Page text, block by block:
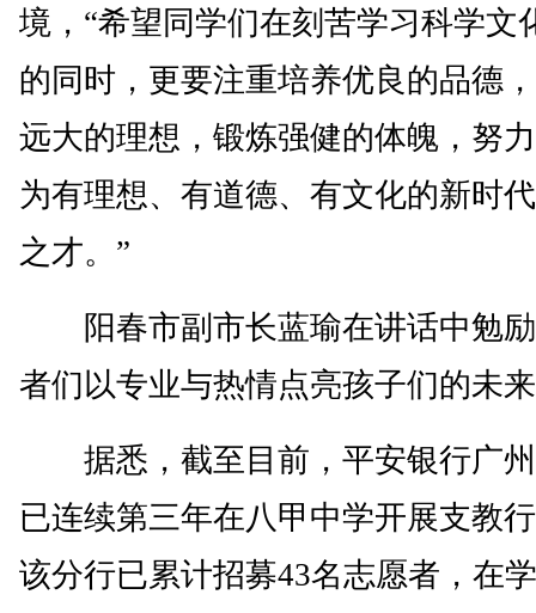
境，“希望同学们在刻苦学习科学文
的同时，更要注重培养优良的品德
远大的理想，锻炼强健的体魄，努
为有理想、有道德、有文化的新时
之才。”
阳春市副市长蓝瑜在讲话中勉
者们以专业与热情点亮孩子们的未
据悉，截至目前，平安银行广
已连续第三年在八甲中学开展支教
该分行已累计招募43名志愿者，在